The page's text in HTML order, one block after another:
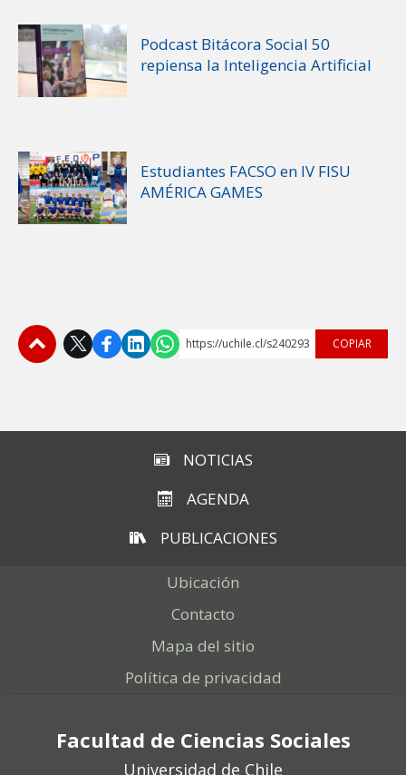
Podcast Bitácora Social 50
repiensa la Inteligencia Artificial
Estudiantes FACSO en IV FISU
AMÉRICA GAMES
https://uchile.cl/s240293 COPIAR
NOTICIAS
AGENDA
PUBLICACIONES
Ubicación
Contacto
Mapa del sitio
Política de privacidad
Facultad de Ciencias Sociales
Universidad de Chile